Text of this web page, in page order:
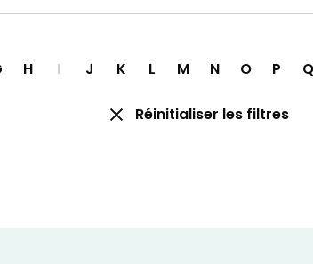
Réinitialiser les filtres